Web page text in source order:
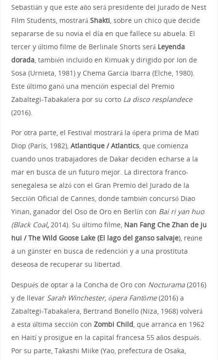
Sebastián y que este año será presidente del Jurado de Nest
Film Students, mostrará Shakti, sobre un chico que decide
separarse de su novia el día en que fallece su abuela. El
tercer y último filme de Berlinale Shorts será Leyenda
dorada, también incluido en Kimuak y dirigido por Ion de
Sosa (Urnieta, 1981) y Chema García Ibarra (Elche, 1980).
Este último ganó una mención especial del Premio
Zabaltegi-Tabakalera por su corto La disco resplandece
(2016).
Por otra parte, el Festival mostrará la ópera prima de Mati
Diop (París, 1982), Atlantique / Atlantics, que comienza
cuando unos trabajadores de Dakar deciden echarse a la
mar en busca de un futuro mejor. La directora franco-
senegalesa se alzó con el Gran Premio del Jurado de la
Sección Oficial de Cannes, donde también concursó Diao
Yinan, ganador del Oso de Oro en Berlín con Bai ri yan huo
(Black Coal,2014). Su último filme, Nan Fang Che Zhan de ju
hui / The Wild Goose Lake (El lago del ganso salvaje), reúne
a un gánster en busca de redención y a una prostituta
deseosa de recuperar su libertad.
Después de optar a la Concha de Oro con Nocturama(2016)
y de llevar Sarah Winchester, ópera Fantôme(2016) a
Zabaltegi-Tabakalera, Bertrand Bonello (Niza, 1968) volverá
a esta última sección con Zombi Child , que arranca en 1962
en Haití y prosigue en la capital francesa 55 años después.
Por su parte, Takashi Miike (Yao, prefectura de Osaka,